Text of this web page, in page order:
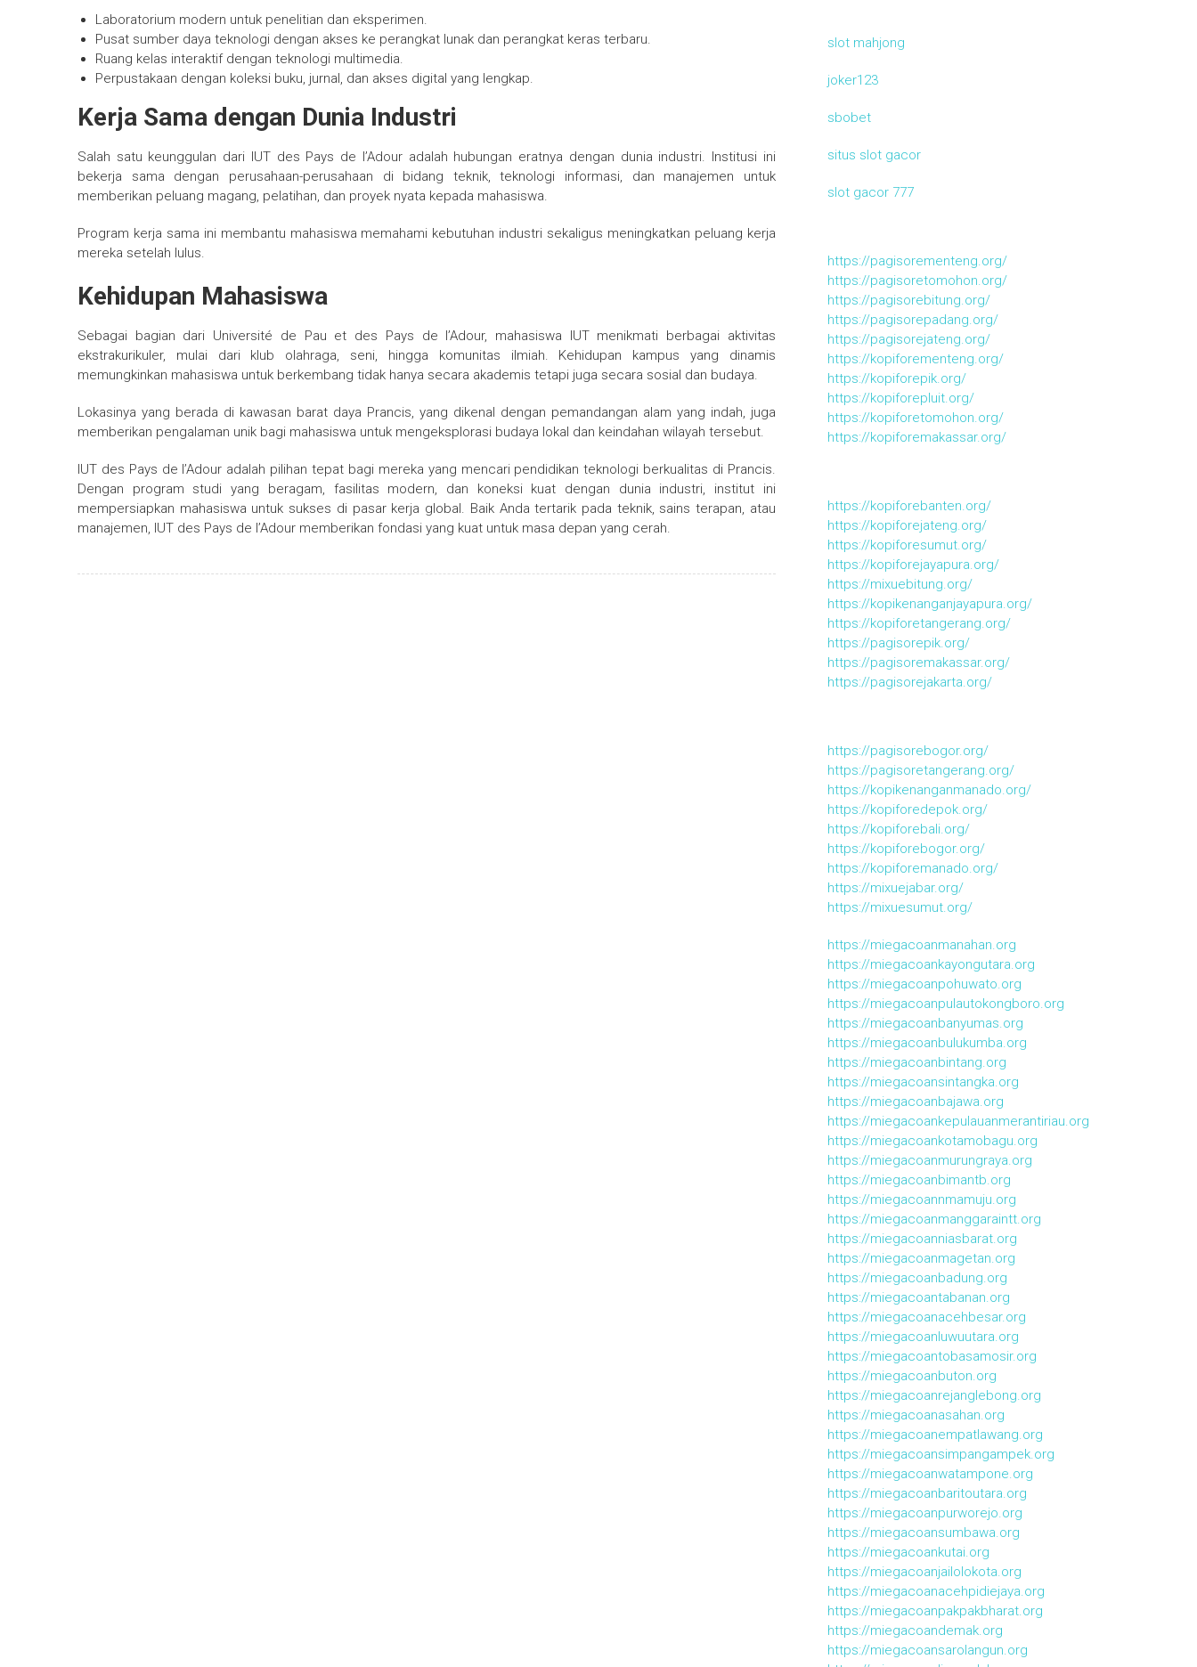
Laboratorium modern untuk penelitian dan eksperimen.
Pusat sumber daya teknologi dengan akses ke perangkat lunak dan perangkat keras terbaru.
Ruang kelas interaktif dengan teknologi multimedia.
Perpustakaan dengan koleksi buku, jurnal, dan akses digital yang lengkap.
Kerja Sama dengan Dunia Industri
Salah satu keunggulan dari IUT des Pays de l’Adour adalah hubungan eratnya dengan dunia industri. Institusi ini
bekerja sama dengan perusahaan-perusahaan di bidang teknik, teknologi informasi, dan manajemen untuk
memberikan peluang magang, pelatihan, dan proyek nyata kepada mahasiswa.
Program kerja sama ini membantu mahasiswa memahami kebutuhan industri sekaligus meningkatkan peluang kerja
mereka setelah lulus.
Kehidupan Mahasiswa
Sebagai bagian dari Université de Pau et des Pays de l’Adour, mahasiswa IUT menikmati berbagai aktivitas
ekstrakurikuler, mulai dari klub olahraga, seni, hingga komunitas ilmiah. Kehidupan kampus yang dinamis
memungkinkan mahasiswa untuk berkembang tidak hanya secara akademis tetapi juga secara sosial dan budaya.
Lokasinya yang berada di kawasan barat daya Prancis, yang dikenal dengan pemandangan alam yang indah, juga
memberikan pengalaman unik bagi mahasiswa untuk mengeksplorasi budaya lokal dan keindahan wilayah tersebut.
IUT des Pays de l’Adour adalah pilihan tepat bagi mereka yang mencari pendidikan teknologi berkualitas di Prancis.
Dengan program studi yang beragam, fasilitas modern, dan koneksi kuat dengan dunia industri, institut ini
mempersiapkan mahasiswa untuk sukses di pasar kerja global. Baik Anda tertarik pada teknik, sains terapan, atau
manajemen, IUT des Pays de l’Adour memberikan fondasi yang kuat untuk masa depan yang cerah.
slot mahjong
joker123
sbobet
situs slot gacor
slot gacor 777
https://pagisorementeng.org/
https://pagisoretomohon.org/
https://pagisorebitung.org/
https://pagisorepadang.org/
https://pagisorejateng.org/
https://kopiforementeng.org/
https://kopiforepik.org/
https://kopiforepluit.org/
https://kopiforetomohon.org/
https://kopiforemakassar.org/
https://kopiforebanten.org/
https://kopiforejateng.org/
https://kopiforesumut.org/
https://kopiforejayapura.org/
https://mixuebitung.org/
https://kopikenanganjayapura.org/
https://kopiforetangerang.org/
https://pagisorepik.org/
https://pagisoremakassar.org/
https://pagisorejakarta.org/
https://pagisorebogor.org/
https://pagisoretangerang.org/
https://kopikenanganmanado.org/
https://kopiforedepok.org/
https://kopiforebali.org/
https://kopiforebogor.org/
https://kopiforemanado.org/
https://mixuejabar.org/
https://mixuesumut.org/
https://miegacoanmanahan.org
https://miegacoankayongutara.org
https://miegacoanpohuwato.org
https://miegacoanpulautokongboro.org
https://miegacoanbanyumas.org
https://miegacoanbulukumba.org
https://miegacoanbintang.org
https://miegacoansintangka.org
https://miegacoanbajawa.org
https://miegacoankepulauanmerantiriau.org
https://miegacoankotamobagu.org
https://miegacoanmurungraya.org
https://miegacoanbimantb.org
https://miegacoannmamuju.org
https://miegacoanmanggaraintt.org
https://miegacoanniasbarat.org
https://miegacoanmagetan.org
https://miegacoanbadung.org
https://miegacoantabanan.org
https://miegacoanacehbesar.org
https://miegacoanluwuutara.org
https://miegacoantobasamosir.org
https://miegacoanbuton.org
https://miegacoanrejanglebong.org
https://miegacoanasahan.org
https://miegacoanempatlawang.org
https://miegacoansimpangampek.org
https://miegacoanwatampone.org
https://miegacoanbaritoutara.org
https://miegacoanpurworejo.org
https://miegacoansumbawa.org
https://miegacoankutai.org
https://miegacoanjailolokota.org
https://miegacoanacehpidiejaya.org
https://miegacoanpakpakbharat.org
https://miegacoandemak.org
https://miegacoansarolangun.org